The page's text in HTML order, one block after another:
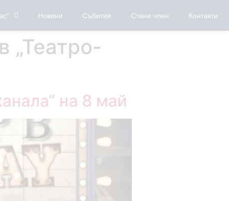
Новини Събития Стани член Контакти
на 8 май